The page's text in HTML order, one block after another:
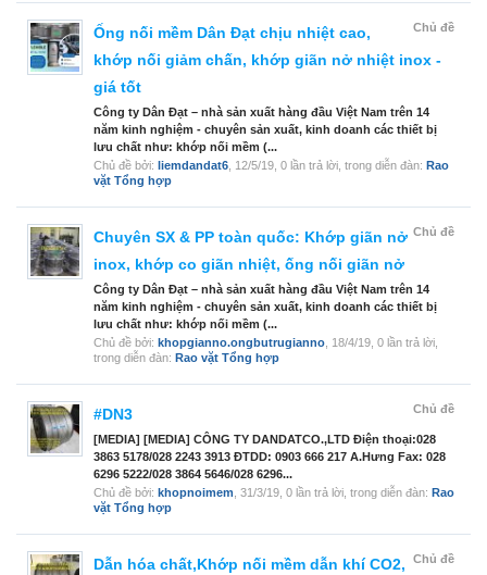
Chủ đề
Ống nối mềm Dân Đạt chịu nhiệt cao,
khớp nối giảm chấn, khớp giãn nở nhiệt inox -
giá tốt
Công ty Dân Đạt – nhà sản xuất hàng đầu Việt Nam trên 14
năm kinh nghiệm - chuyên sản xuất, kinh doanh các thiết bị
lưu chất như: khớp nối mềm (...
Chủ đề bởi: liemdandat6 12/5/19 , 0 lần trả lời, trong diễn đàn: Rao
vặt Tổng hợp
Chủ đề
Chuyên SX & PP toàn quốc: Khớp giãn nở
inox, khớp co giãn nhiệt, ống nối giãn nở
Công ty Dân Đạt – nhà sản xuất hàng đầu Việt Nam trên 14
năm kinh nghiệm - chuyên sản xuất, kinh doanh các thiết bị
lưu chất như: khớp nối mềm (...
Chủ đề bởi: khopgianno.ongbutrugianno 18/4/19 , 0 lần trả lời,
trong diễn đàn: Rao vặt Tổng hợp
Chủ đề
#DN3
[MEDIA] [MEDIA] CÔNG TY DANDATCO.,LTD Điện thoại:028
3863 5178/028 2243 3913 ĐTDD: 0903 666 217 A.Hưng Fax: 028
6296 5222/028 3864 5646/028 6296...
Chủ đề bởi: khopnoimem 31/3/19 , 0 lần trả lời, trong diễn đàn: Rao
vặt Tổng hợp
Chủ đề
Dẫn hóa chất,Khớp nối mềm dẫn khí CO2,